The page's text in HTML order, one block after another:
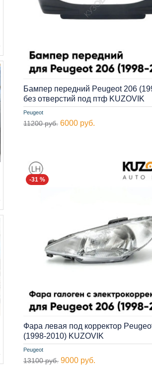
Peugeot
Бампер передний Peugeot 206
без отверстий под птф KUZOVIK
11200 руб. 6000 руб.
-31 %
Peugeot
Фара левая под корректор
(1998-2010) KUZOVIK
13100 руб. 9000 руб.